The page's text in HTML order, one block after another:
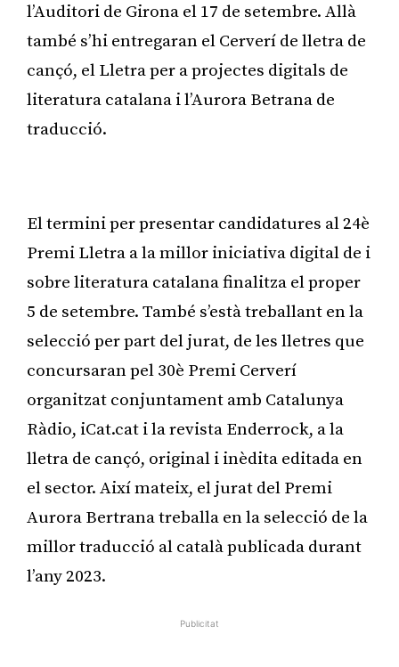
l’Auditori de Girona el 17 de setembre. Allà
també s’hi entregaran el Cerverí de lletra de
cançó, el Lletra per a projectes digitals de
literatura catalana i l’Aurora Betrana de
traducció.
El termini per presentar candidatures al 24è
Premi Lletra a la millor iniciativa digital de i
sobre literatura catalana finalitza el proper
5 de setembre. També s’està treballant en la
selecció per part del jurat, de les lletres que
concursaran pel 30è Premi Cerverí
organitzat conjuntament amb Catalunya
Ràdio, iCat.cat i la revista Enderrock, a la
lletra de cançó, original i inèdita editada en
el sector. Així mateix, el jurat del Premi
Aurora Bertrana treballa en la selecció de la
millor traducció al català publicada durant
l’any 2023.
Publicitat